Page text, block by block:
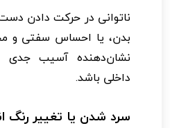
ناتوانی در حرکت دادن
بدن، یا احساس سفتی و
نشان‌دهنده آسیب جدی
داخلی باشد.
سرد شدن یا تغییر رنگ